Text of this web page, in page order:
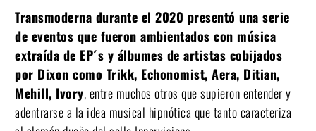
Transmoderna durante el 2020 presentó una serie
de eventos que fueron ambientados con música
extraída de EP´s y álbumes de artistas cobijados
por Dixon como Trikk, Echonomist, Aera, Ditian,
Mehill, Ivory, entre muchos otros que supieron entender y
adentrarse a la idea musical hipnótica que tanto caracteriza